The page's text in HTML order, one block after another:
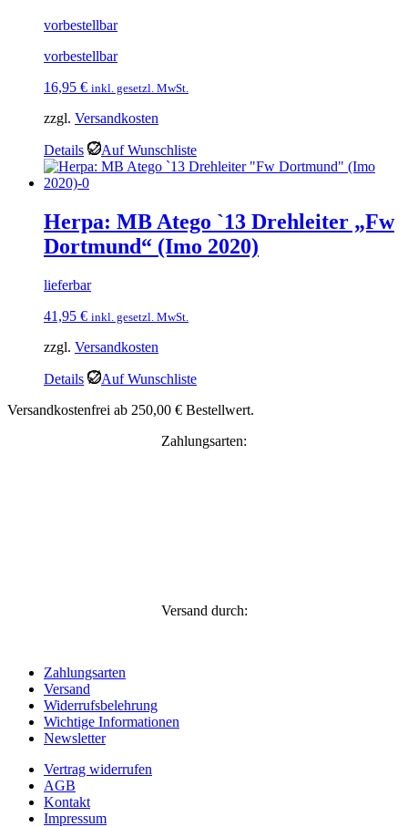
vorbestellbar
vorbestellbar
16,95 € inkl. gesetzl. MwSt.
zzgl. Versandkosten
Details Auf Wunschliste
Herpa: MB Atego `13 Drehleiter „Fw
Dortmund“ (Imo 2020)
lieferbar
41,95 € inkl. gesetzl. MwSt.
zzgl. Versandkosten
Details
Auf Wunschliste
Versandkostenfrei ab 250,00 € Bestellwert.
Zahlungsarten:
Versand durch:
Zahlungsarten
Versand
Widerrufsbelehrung
Wichtige Informationen
Newsletter
Vertrag widerrufen
AGB
Kontakt
Impressum